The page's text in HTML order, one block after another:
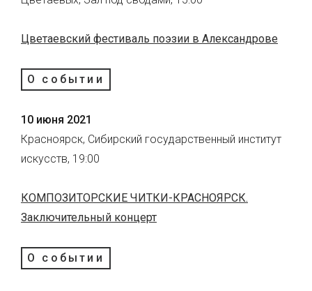
Цветаевский фестиваль поэзии в Александрове
О событии
10 июня 2021
Красноярск, Сибирский государственный институт
искусств, 19:00
КОМПОЗИТОРСКИЕ ЧИТКИ-КРАСНОЯРСК.
Заключительный концерт
О событии